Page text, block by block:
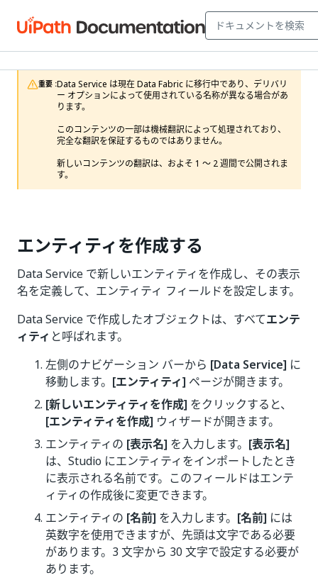
重要 :Data Service は現在 Data Fabric に移行中であり、デリバリ
ー オプションによって使用されている名称が異なる場合があ
ります。
このコンテンツの一部は機械翻訳によって処理されており、
完全な翻訳を保証するものではありません。
新しいコンテンツの翻訳は、およそ 1 ～ 2 週間で公開されま
す。
エンティティを作成する
Data Service で新しいエンティティを作成し、その表示
名を定義して、エンティティ フィールドを設定します。
Data Service で作成したオブジェクトは、すべてエンテ
ィティ と呼ばれます。
左側のナビゲーション バーから [Data Service] に
移動します。 [エンティティ] ページが開きます。
[新しいエンティティを作成] をクリックすると、
[エンティティを作成] ウィザードが開きます。
エンティティの [表示名] を入力します。 [表示名]
は、Studio にエンティティをインポートしたとき
に表示される名前です。このフィールドはエンテ
ィティの作成後に変更できます。
エンティティの [名前] を入力します。 [名前] には
英数字を使用できますが、先頭は文字である必要
があります。3 文字から 30 文字で設定する必要が
あります。